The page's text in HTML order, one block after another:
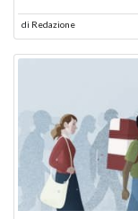
di Redazione